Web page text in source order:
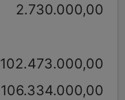
2.730.000,00
102.473.000,00
106.334.000,00